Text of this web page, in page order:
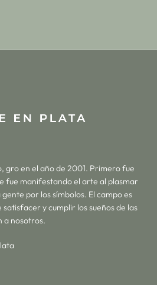
gro en el año de 2001. Primero fue
fue manifestando el arte al plasmar
por los símbolos. El campo es
y cumplir los sueños de las
a nosotros.